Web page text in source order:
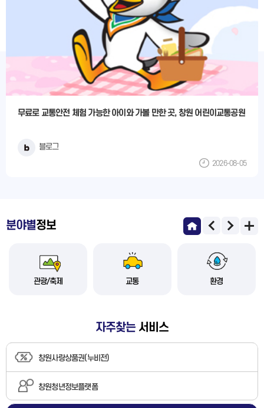
무료로 교통안전 체험 가능한 아이와 가볼 만한 곳, 창원 어린이교통공원
블로그
2026-08-05
분야별정보
관광/축제 교통 환경
자주찾는 서비스
창원사랑상품권(누비전)
창원청년정보플랫폼